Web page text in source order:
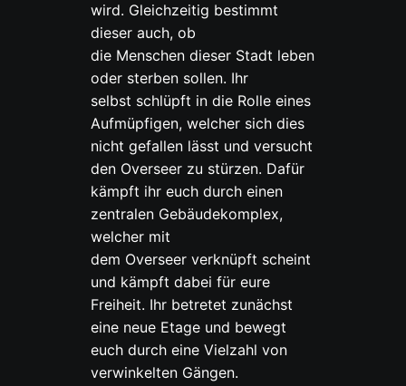
wird. Gleichzeitig bestimmt
dieser auch, ob
die Menschen dieser Stadt leben
oder sterben sollen. Ihr
selbst schlüpft in die Rolle eines
Aufmüpfigen, welcher sich dies
nicht gefallen lässt und versucht
den Overseer zu stürzen. Dafür
kämpft ihr euch durch einen
zentralen Gebäudekomplex,
welcher mit
dem Overseer verknüpft scheint
und kämpft dabei für eure
Freiheit. Ihr betretet zunächst
eine neue Etage und bewegt
euch durch eine Vielzahl von
verwinkelten Gängen.